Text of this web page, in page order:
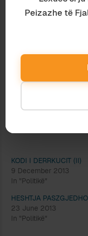
shëmbëlltyrën e
vetëmvarfërimi i
skajëzimi
Tani, ata që
shqiptare, nuk e
nuk janëaspak
KODI I DERRKUCIT (II)
9 December 2013
In "Politikë"
HESHTJA
23 June 2013
In "Politikë"
Peizazhe të